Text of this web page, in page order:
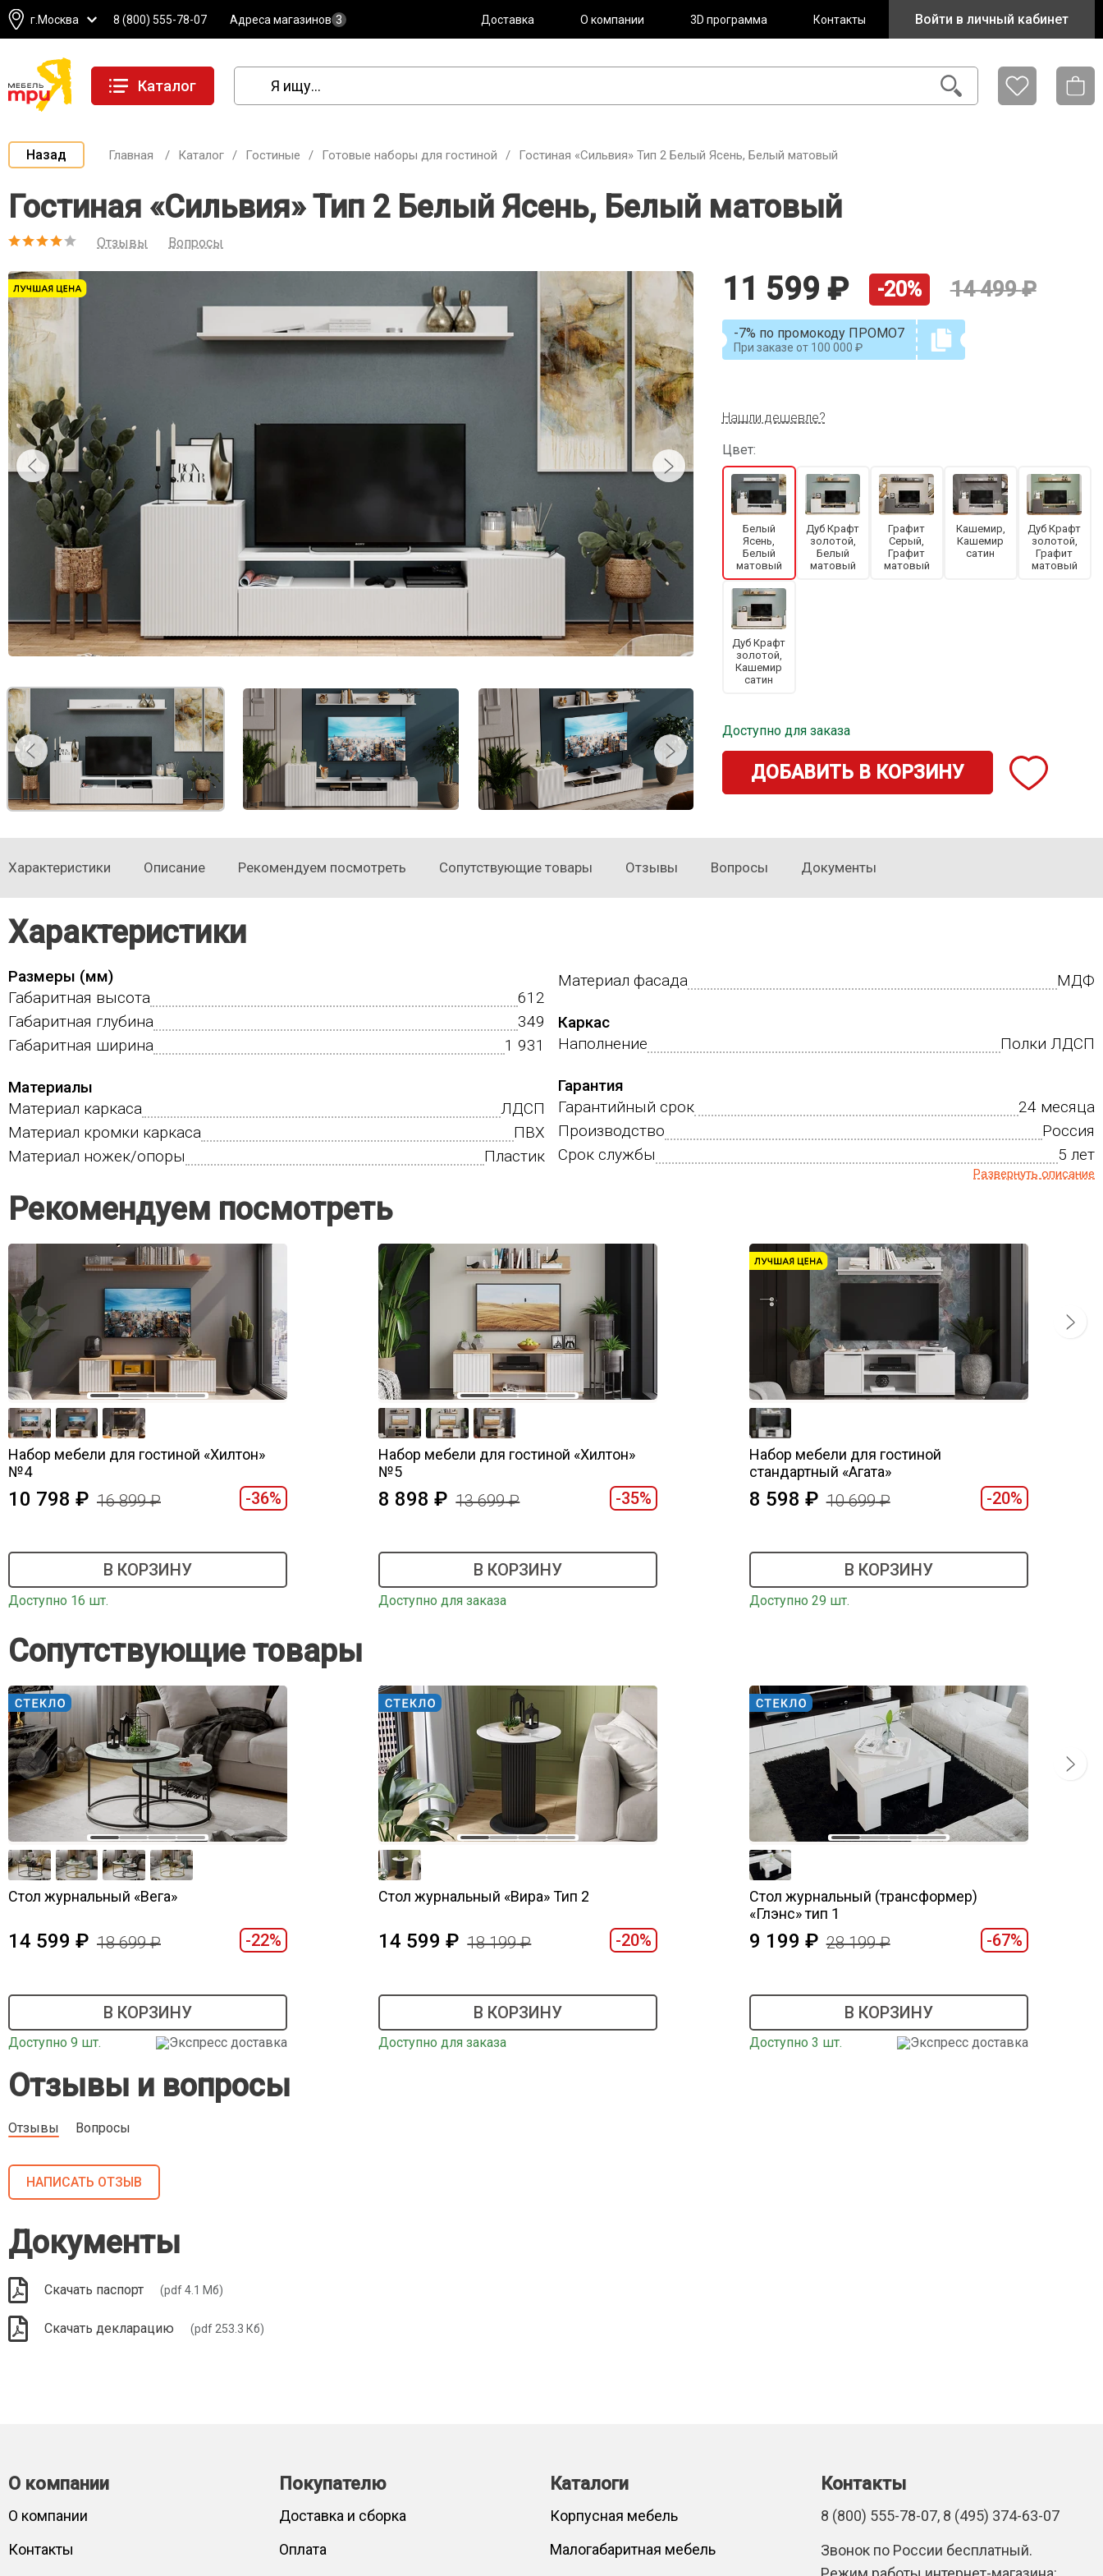
г.Москва 8 (800) 555-78-07 Адреса магазинов 3 Доставка О компании 3D программа Контакты Войти в личный кабинет
Каталог
Назад Главная / Каталог / Гостиные / Готовые наборы для гостиной / Гостиная «Сильвия» Тип 2 Белый Ясень, Белый матовый
Гостиная «Сильвия» Тип 2 Белый Ясень, Белый матовый
Отзывы Вопросы
11 599 -20% 14 499
-7% по промокоду ПРОМО7
При заказе от 100 000
Нашли дешевле?
Цвет:
Белый
Ясень,
Белый
матовый
Дуб Крафт
золотой,
Белый
матовый
Графит
Серый,
Графит
матовый
Кашемир,
Кашемир
сатин
Дуб Крафт
золотой,
Графит
матовый
Дуб Крафт
золотой,
Кашемир
сатин
Доступно для заказа
ДОБАВИТЬ В КОРЗИНУ
Характеристики Описание Рекомендуем посмотреть Сопутствующие товары Отзывы Вопросы Документы
Характеристики
Размеры (мм)
Габаритная высота
612
Габаритная глубина
349
Габаритная ширина
1 931
Материалы
Материал каркаса
ЛДСП
Материал кромки каркаса
ПВХ
Материал ножек/опоры
Пластик
Материал фасада МДФ
Каркас
Наполнение
Полки ЛДСП
Гарантия
Гарантийный срок
24 месяца
Производство
Россия
Срок службы
5 лет
Развернуть описание
Рекомендуем посмотреть
Набор мебели для гостиной «Хилтон»
№4
10 798 16 899 -36%
В КОРЗИНУ
Доступно 16 шт.
Набор мебели для гостиной «Хилтон»
№5
8 898 13 699 -35%
В КОРЗИНУ
Доступно для заказа
Набор мебели для гостиной
стандартный «Агата»
8 598 10 699 -20%
В КОРЗИНУ
Доступно 29 шт.
Сопутствующие товары
Стол журнальный «Вега»
14 599 18 699 -22%
В КОРЗИНУ
Доступно 9 шт. Экспресс доставка
Стол журнальный «Вира» Тип 2
14 599 18 199 -20%
В КОРЗИНУ
Доступно для заказа
Стол журнальный (трансформер)
«Глэнс» тип 1
9 199 28 199 -67%
В КОРЗИНУ
Доступно 3 шт. Экспресс доставка
Отзывы и вопросы
Отзывы Вопросы
НАПИСАТЬ ОТЗЫВ
Документы
Скачать паспорт (pdf 4.1 Мб)
Скачать декларацию (pdf 253.3 Кб)
О компании
О компании
Контакты
Покупателю
Доставка и сборка
Оплата
Каталоги
Корпусная мебель
Малогабаритная мебель
Контакты
8 (800) 555-78-07, 8 (495) 374-63-07
Звонок по России бесплатный.